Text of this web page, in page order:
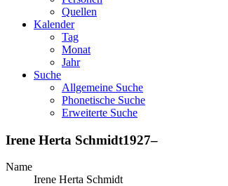
Quellen
Kalender
Tag
Monat
Jahr
Suche
Allgemeine Suche
Phonetische Suche
Erweiterte Suche
Irene Herta Schmidt1927–
Name
Irene Herta Schmidt